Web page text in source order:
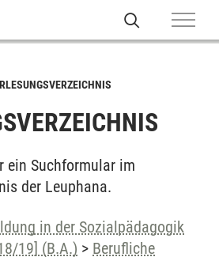
ein Suchformular im
der Leuphana.
in der Sozialpädagogik
19] (B.A.) > Berufliche